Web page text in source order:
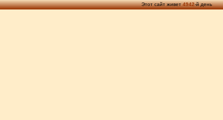
Этот сайт живет4942-й день